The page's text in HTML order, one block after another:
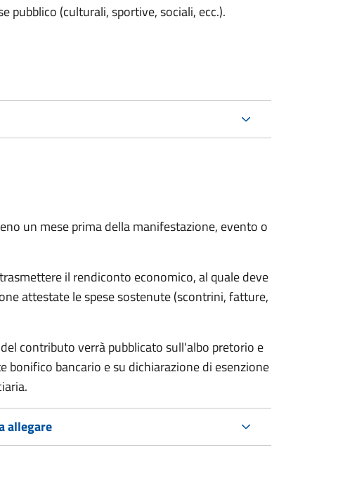
pubblico (culturali, sportive, sociali, ecc.).
un mese prima della manifestazione, evento o
il rendiconto economico, al quale deve
attestate le spese sostenute (scontrini, fatture,
contributo verrà pubblicatosull'albo pretorio e
bonifico bancario e su dichiarazione di esenzione
allegare